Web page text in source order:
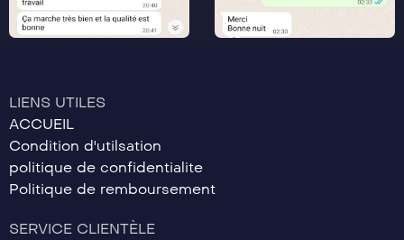
LIENS UTILES
ACCUEIL
Condition d'utilsation
politique de confidentialite
Politique de remboursement
SERVICE CLIENTÈLE